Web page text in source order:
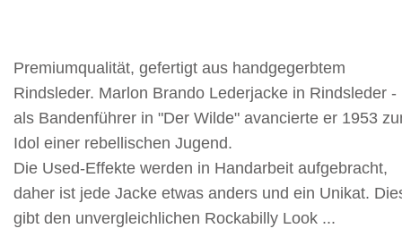
Premiumqualität, gefertigt aus handgegerbtem
Rindsleder. Marlon Brando Lederjacke in Rindsleder -
als Bandenführer in "Der Wilde" avancierte er 1953
Idol einer rebellischen Jugend.
Die Used-Effekte werden in Handarbeit aufgebracht,
daher ist jede Jacke etwas anders und ein Unikat.
gibt den unvergleichlichen Rockabilly Look ...